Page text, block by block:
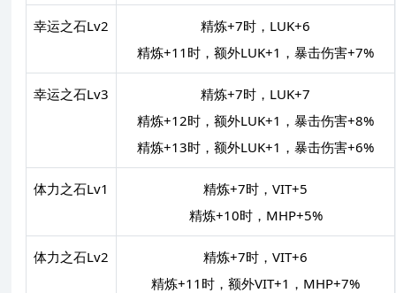
幸运之石Lv2
精炼+7时，LUK+6
精炼+11时，额外LUK+1，暴击伤害+7%
幸运之石Lv3
精炼+7时，LUK+7
精炼+12时，额外LUK+1，暴击伤害+8%
精炼+13时，额外LUK+1，暴击伤害+6%
体力之石Lv1
精炼+7时，VIT+5
精炼+10时，MHP+5%
体力之石Lv2
精炼+7时，VIT+6
精炼+11时，额外VIT+1，MHP+7%